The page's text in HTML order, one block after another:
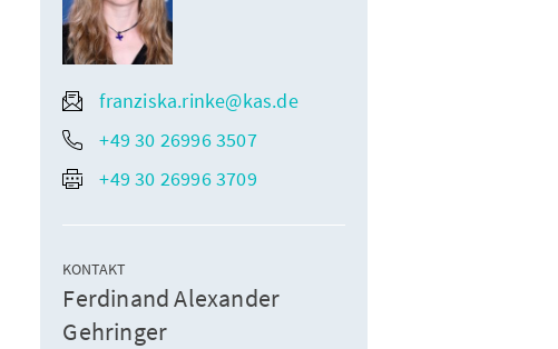
franziska.rinke@kas.de
+49 30 26996 3507
+49 30 26996 3709
KONTAKT
Ferdinand Alexander
Gehringer